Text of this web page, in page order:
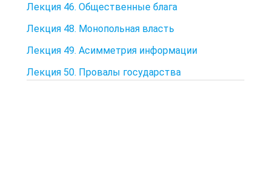
Лекция 46. Общественные блага
Лекция 48. Монопольная власть
Лекция 49. Асимметрия информации
Лекция 50. Провалы государства